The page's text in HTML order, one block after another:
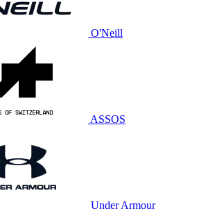
O'Neill
ASSOS
Under Armour